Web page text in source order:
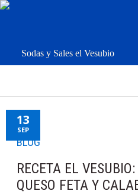
Sodas y Sales el Vesubio
BLOG
RECETA EL
QUESO FETA Y
13
SEP